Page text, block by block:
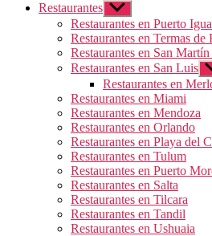
Restaurantes Mostrar
el
submenú
Restaurantes en Puerto
Restaurantes en Termas
Restaurantes en San
Restaurantes en San Luis
el
Restaurantes en
Restaurantes en Miami
Restaurantes en Mendoza
Restaurantes en Orlando
Restaurantes en Playa del
Restaurantes en Tulum
Restaurantes en Puerto
Restaurantes en Salta
Restaurantes en Tilcara
Restaurantes en Tandil
Restaurantes en Ushuaia